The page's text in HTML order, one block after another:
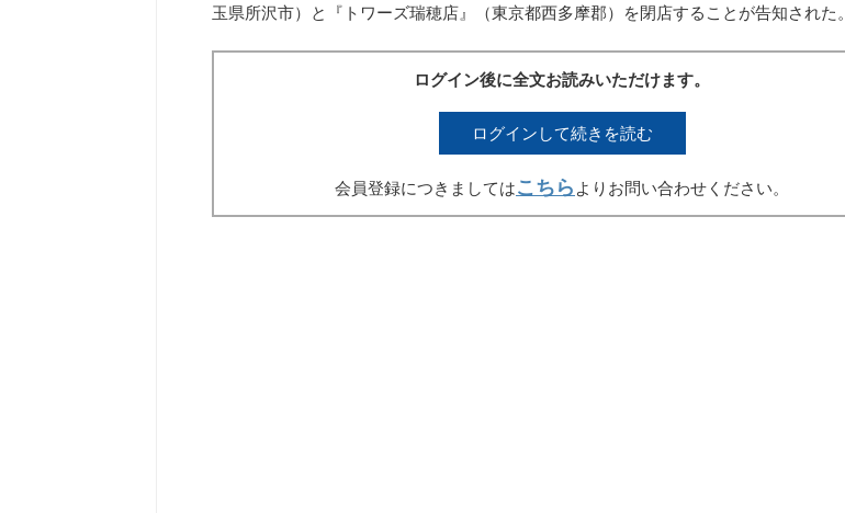
玉県所沢市）と『トワーズ瑞穂店』（東京都西多摩郡）を閉店することが告知された。
ログイン後に全文お読みいただけます。
ログインして続きを読む
会員登録につきましてはこちら よりお問い合わせください。